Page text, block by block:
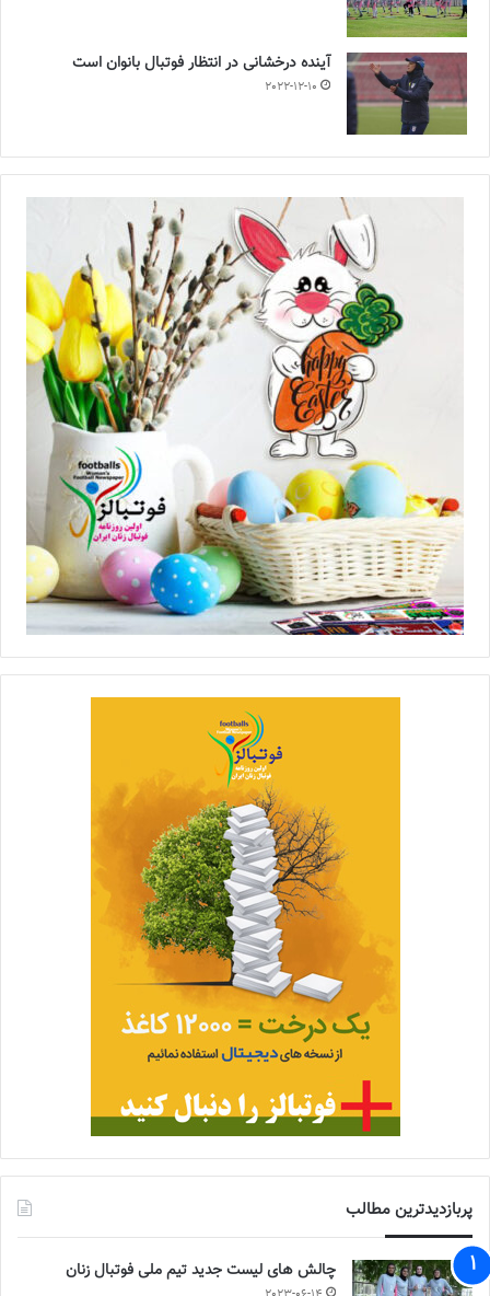
آینده درخشانی در انتظار فوتبال بانوان است
2022-12-10
پربازدیدترین مطالب
چالش هاى ليست جدید تيم ملى فوتبال زنان